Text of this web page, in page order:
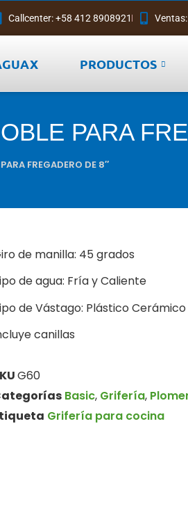
Callcenter: +58 412 8908921
PRODUCTOS
PARA
FREGADERO DE 8″
de manilla: 45 grados
de agua: Fría y Caliente
de Vástago: Plástico Cerámico
canillas
G60
Basic, Grifería,
Grifería para cocina